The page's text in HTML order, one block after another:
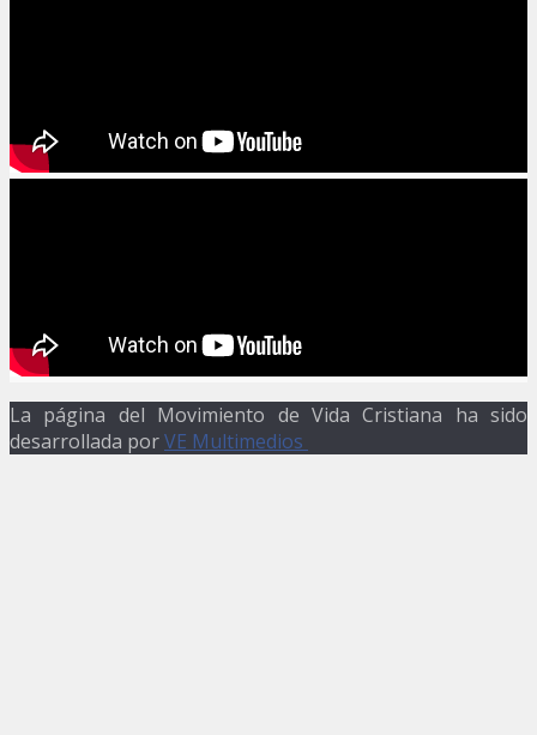
La página del Movimiento de Vida Cristiana ha sido
desarrollada porVE Multimedios